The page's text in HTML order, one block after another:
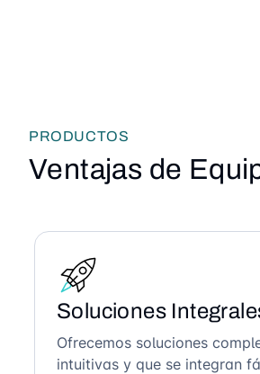
PRODUCTOS
Ventajas de
Soluciones
Ofrecemos soluciones
intuitivas y que se integran